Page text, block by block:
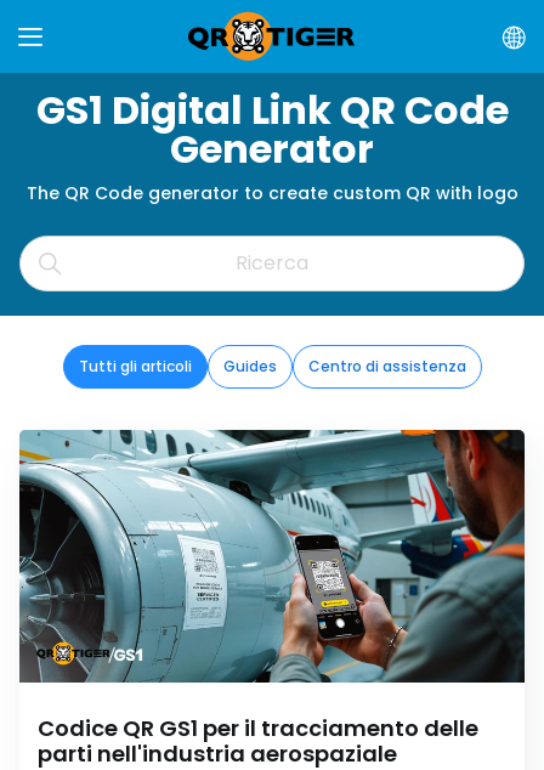
GS1 Digital Link QR Code
Generator
The QR Code generator to create custom QR with logo
Tutti gli articoli Guides Centro di assistenza
Codice QR GS1 per il tracciamento delle
parti nell'industria aerospaziale